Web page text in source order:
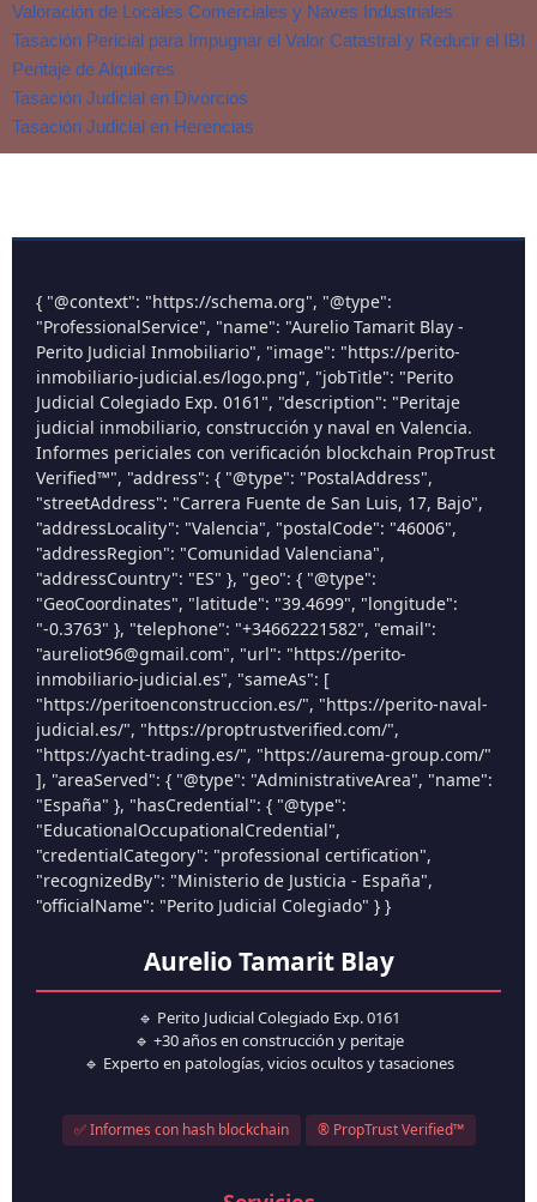
Valoración de Locales Comerciales y Naves Industriales
Tasación Pericial para Impugnar el Valor Catastral y Reducir el IBI
Peritaje de Alquileres
Tasación Judicial en Divorcios
Tasación Judicial en Herencias
{ "@context": "https://schema.org", "@type":
"ProfessionalService", "name": "Aurelio Tamarit Blay -
Perito Judicial Inmobiliario", "image": "https://perito-
inmobiliario-judicial.es/logo.png", "jobTitle": "Perito
Judicial Colegiado Exp. 0161", "description": "Peritaje
judicial inmobiliario, construcción y naval en Valencia.
Informes periciales con verificación blockchain PropTrust
Verified™", "address": { "@type": "PostalAddress",
"streetAddress": "Carrera Fuente de San Luis, 17, Bajo",
"addressLocality": "Valencia", "postalCode": "46006",
"addressRegion": "Comunidad Valenciana",
"addressCountry": "ES" }, "geo": { "@type":
"GeoCoordinates", "latitude": "39.4699", "longitude":
"-0.3763" }, "telephone": "+34662221582", "email":
"aureliot96@gmail.com", "url": "https://perito-
inmobiliario-judicial.es", "sameAs": [
"https://peritoenconstruccion.es/", "https://perito-naval-
judicial.es/", "https://proptrustverified.com/",
"https://yacht-trading.es/", "https://aurema-group.com/"
], "areaServed": { "@type": "AdministrativeArea", "name":
"España" }, "hasCredential": { "@type":
"EducationalOccupationalCredential",
"credentialCategory": "professional certification",
"recognizedBy": "Ministerio de Justicia - España",
"officialName": "Perito Judicial Colegiado" } }
Aurelio Tamarit Blay
🔹 Perito Judicial Colegiado Exp. 0161
🔹 +30 años en construcción y peritaje
🔹 Experto en patologías, vicios ocultos y tasaciones
✅ Informes con hash blockchain ® PropTrust Verified™